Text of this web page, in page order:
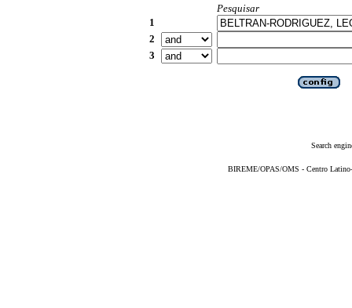
Pesquisar
1
2
3
Search
BIREME/OPAS/OMS - Centro Latino-